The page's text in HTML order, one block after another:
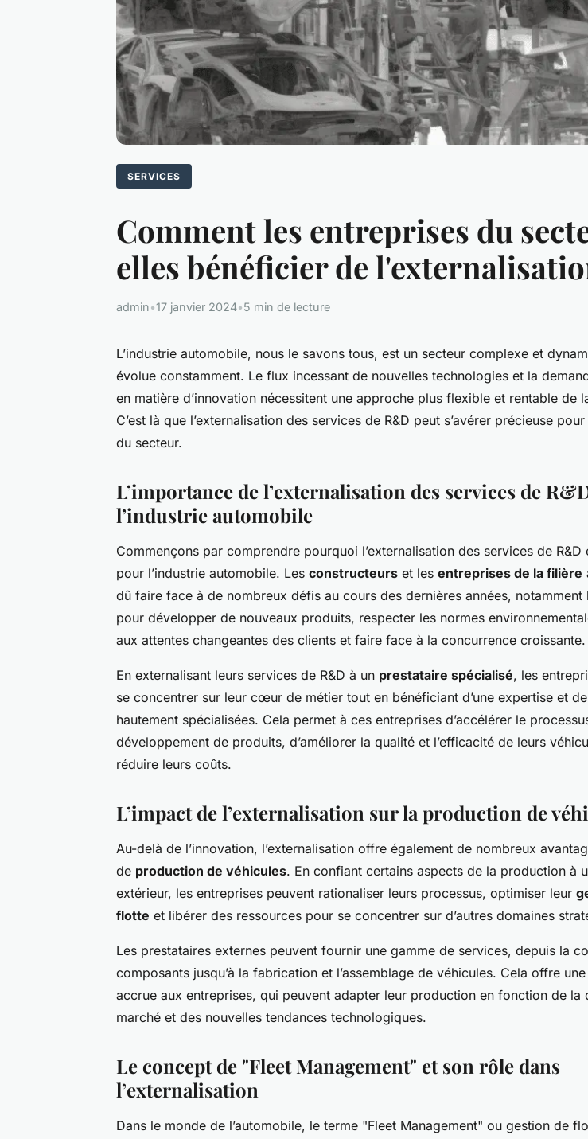
SERVICES
Comment les entreprises du
elles bénéficier de
admin•17 janvier 2024•5 min de lecture
L’industrie automobile, nous le savons tous, est un secteur complexe et
évolue constamment. Le flux incessant de nouvelles technologies et la
en matière d’innovation nécessitent une approche plus flexible et rentable de
C’est là que l’externalisation des services de R&D peut s’avérer précieuse
du secteur.
L’importance de l’externalisation des services de
l’industrie automobile
Commençons par comprendre pourquoi l’externalisation des services de R&D
pour l’industrie automobile. Les constructeurs et les entreprises de la filière
dû faire face à de nombreux défis au cours des dernières années, notamment
pour développer de nouveaux produits, respecter les normes
aux attentes changeantes des clients et faire face à la concurrence croissante.
En externalisant leurs services de R&D à un prestataire spécialisé, les
se concentrer sur leur cœur de métier tout en bénéficiant d’une expertise et
hautement spécialisées. Cela permet à ces entreprises d’accélérer le
développement de produits, d’améliorer la qualité et l’efficacité de leurs
réduire leurs coûts.
L’impact de l’externalisation sur la production de
Au-delà de l’innovation, l’externalisation offre également de nombreux
de production de véhicules. En confiant certains aspects de la production à
extérieur, les entreprises peuvent rationaliser leurs processus, optimiser leur
flotte et libérer des ressources pour se concentrer sur d’autres domaines
Les prestataires externes peuvent fournir une gamme de services, depuis la
composants jusqu’à la fabrication et l’assemblage de véhicules. Cela offre
accrue aux entreprises, qui peuvent adapter leur production en fonction de la
marché et des nouvelles tendances technologiques.
Le concept de "Fleet Management" et son rôle dans
l’externalisation
Dans le monde de l’automobile, le terme "Fleet Management" ou gestion de